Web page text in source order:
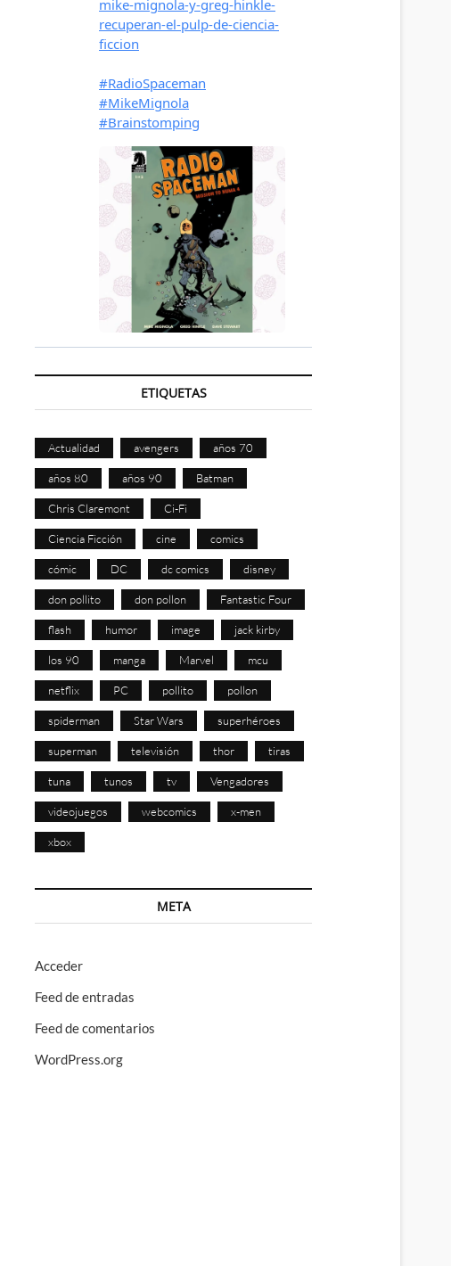
ETIQUETAS
Actualidad avengers años 70
años 80 años 90 Batman
Chris Claremont Ci-Fi
Ciencia Ficción cine comics
cómic DC dc comics disney
don pollito don pollon Fantastic Four
flash humor image jack kirby
los 90 manga Marvel mcu
netflix PC pollito pollon
spiderman Star Wars superhéroes
superman televisión thor tiras
tuna tunos tv Vengadores
videojuegos webcomics x-men
xbox
META
Acceder
Feed de entradas
Feed de comentarios
WordPress.org